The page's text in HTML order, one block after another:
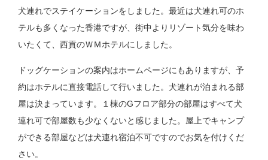
犬連れでステイケーションをしました。最近は犬連れ可のホ
テルも多くなった香港ですが、街中よりリゾート気分を味わ
いたくて、西貢のＷＭホテルにしました。
ドッグケーションの案内はホームページにもありますが、予
約はホテルに直接電話して行いました。犬連れが泊まれる部
屋は決まっています。１棟のGフロア部分の部屋はすべて犬
連れ可で部屋数も少なくないと感じました。屋上でキャンプ
ができる部屋などは犬連れ宿泊不可ですのでお気を付けくだ
さい。